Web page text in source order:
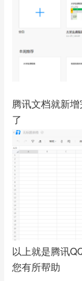
腾讯文档就新
了
以上就是腾讯
您有所帮助